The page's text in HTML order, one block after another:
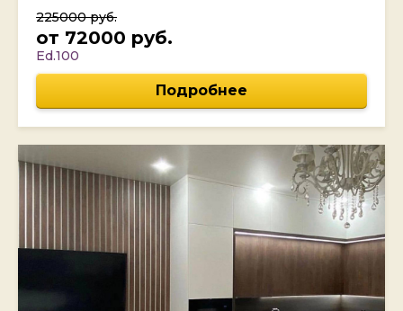
225000 руб.
от 72000 руб.
Ed.100
Подробнее